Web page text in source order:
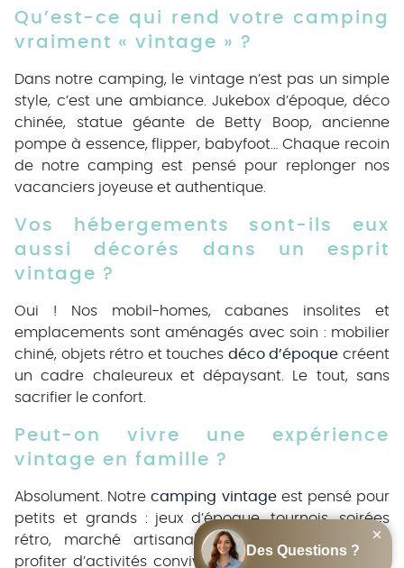
Qu’est-ce qui rend votre camping
vraiment « vintage » ?
Dans notre camping, le vintage n’est pas un simple
style, c’est une ambiance. Jukebox d’époque, déco
chinée, statue géante de Betty Boop, ancienne
pompe à essence, flipper, babyfoot… Chaque recoin
de notre camping est pensé pour replonger nos
vacanciers joyeuse et authentique.
Vos hébergements sont-ils eux
aussi décorés dans un esprit
vintage ?
Oui ! Nos mobil-homes, cabanes insolites et
emplacements sont aménagés avec soin : mobilier
chiné, objets rétro et touches déco d’époque créent
un cadre chaleureux et dépaysant. Le tout, sans
sacrifier le confort.
Peut-on vivre une expérience
vintage en famille ?
Absolument. Notrecamping vintageest pensé pour
petits et grands : jeux d’époque, tournois, soirées
rétro, marché artisanal… Toute la famille peut
profiter d’activités conviviales dans une ambiance